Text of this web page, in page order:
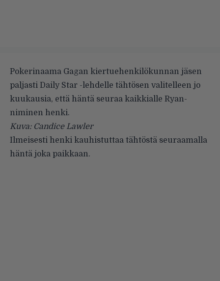
Pokerinaama Gagan kiertuehenkilökunnan jäsen
paljasti Daily Star -lehdelle tähtösen valitelleen jo
kuukausia, että häntä seuraa kaikkialle Ryan-
niminen henki.
Kuva: Candice Lawler
Ilmeisesti henki kauhistuttaa tähtöstä seuraamalla
häntä joka paikkaan.